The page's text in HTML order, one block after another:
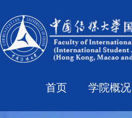
首页 学院概况